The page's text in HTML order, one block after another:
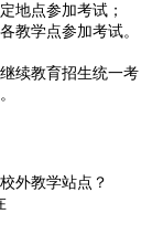
地点参加考试；
教学点参加考试。
续教育招生统一考
外教学站点？